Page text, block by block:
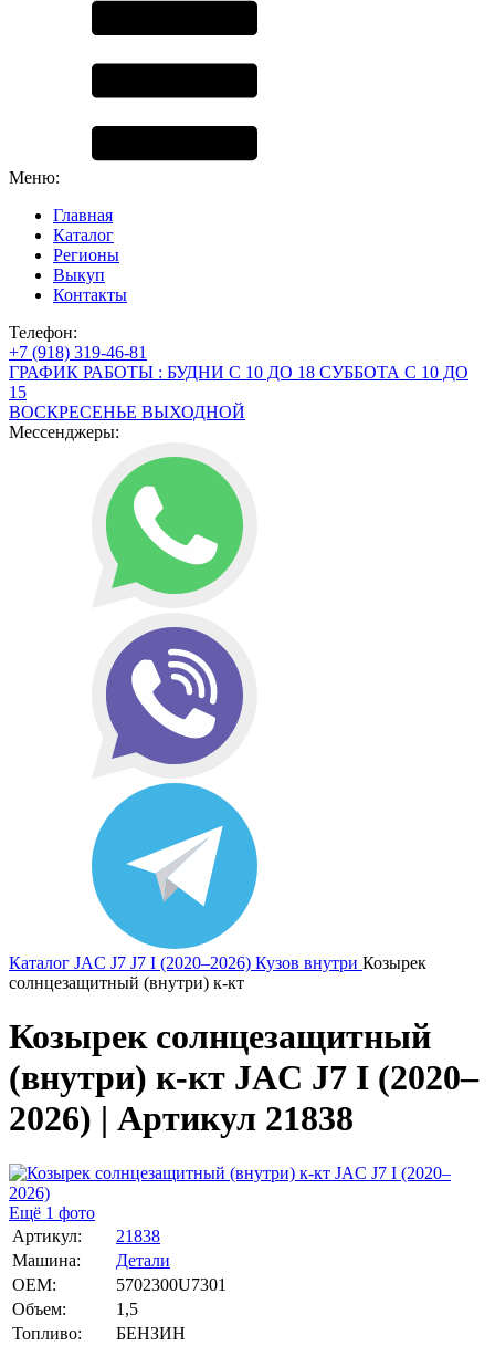
Меню:
Главная
Каталог
Регионы
Выкуп
Контакты
Телефон:
+7 (918) 319-46-81
ГРАФИК РАБОТЫ : БУДНИ С 10 ДО 18 СУББОТА С 10 ДО
15
ВОСКРЕСЕНЬЕ ВЫХОДНОЙ
Мессенджеры:
Каталог JAC J7 J7 I (2020–2026) Кузов внутри Козырек
солнцезащитный (внутри) к-кт
Козырек солнцезащитный
(внутри) к-кт JAC J7 I (2020–
2026) | Артикул 21838
Ещё 1 фото
Артикул:
21838
Машина:
Детали
OEM:
5702300U7301
Объем:
1,5
Топливо:
БЕНЗИН